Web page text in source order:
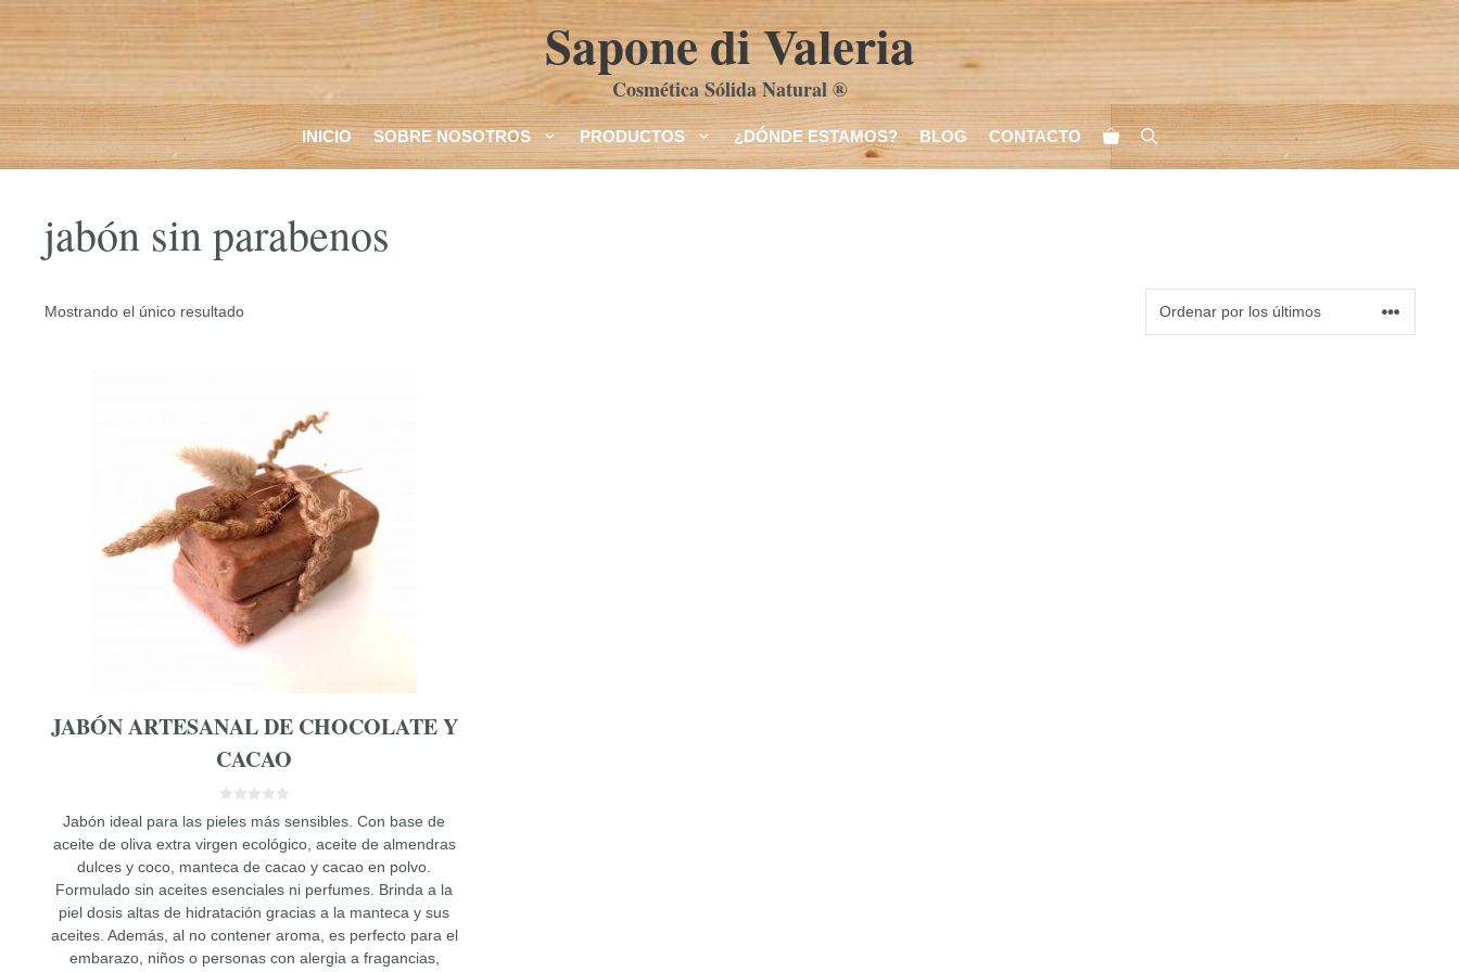
Saltar
Sapone di Valeria
Cosmética Sólida Natural ®
INICIO SOBRE NOSOTROS PRODUCTOS ¿DÓNDE ESTAMOS? BLOG CONTACTO
jabón sin parabenos
Mostrando el único resultado
JABÓN ARTESANAL DE CHOCOLATE Y
CACAO
d
5
Jabón ideal para las pieles más sensibles. Con base de
aceite de oliva extra virgen ecológico, aceite de almendras
dulces y coco, manteca de cacao y cacao en polvo.
Formulado sin aceites esenciales ni perfumes. Brinda a la
piel dosis altas de hidratación gracias a la manteca y sus
aceites. Además, al no contener aroma, es perfecto para el
embarazo, niños o personas con alergia a fragancias,